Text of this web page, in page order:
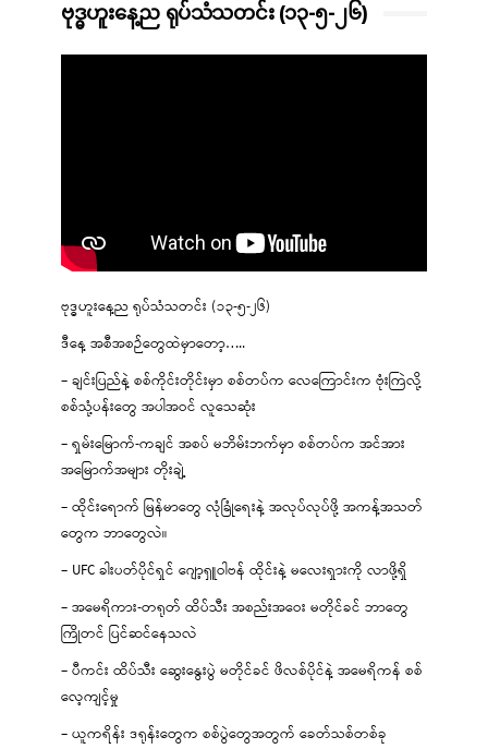
ဗုဒ္ဓဟူးနေ့ည ရုပ်သံသတင်း (၁၃-၅-၂၆)
ဗုဒ္ဓဟူးနေ့ည ရုပ်သံသတင်း (၁၃-၅-၂၆)
ဒီနေ့ အစီအစဉ်တွေထဲမှာတော့…..
– ချင်းပြည်နဲ့ စစ်ကိုင်းတိုင်းမှာ စစ်တပ်က လေကြောင်းက ဗုံးကြဲလို့
စစ်သုံ့ပန်းတွေ အပါအဝင် လူသေဆုံး
– ရှမ်းမြောက်-ကချင် အစပ် မဘိမ်းဘက်မှာ စစ်တပ်က အင်အား
အမြောက်အများ တိုးချဲ့
– ထိုင်းရောက် မြန်မာတွေ လုံခြုံရေးနဲ့ အလုပ်လုပ်ဖို့ အကန့်အသတ်
တွေက ဘာတွေလဲ။
– UFC ခါးပတ်ပိုင်ရှင် ဂျော့ရှူဝါဗန် ထိုင်းနဲ့ မလေးရှားကို လာဖို့ရှိ
– အမေရိကား-တရုတ် ထိပ်သီး အစည်းအဝေး မတိုင်ခင် ဘာတွေ
ကြိုတင် ပြင်ဆင်နေသလဲ
– ပီကင်း ထိပ်သီး ဆွေးနွေးပွဲ မတိုင်ခင် ဖိလစ်ပိုင်နဲ့ အမေရိကန် စစ်
လေ့ကျင့်မှု
– ယူကရိန်း ဒရုန်းတွေက စစ်ပွဲတွေအတွက် ခေတ်သစ်တစ်ခု